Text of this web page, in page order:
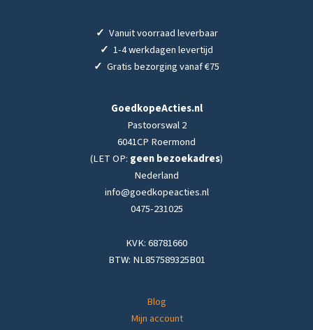
✓ Vanuit voorraad leverbaar
✓ 1-4 werkdagen levertijd
✓ Gratis bezorging vanaf €75
GoedkopeActies.nl
Pastoorswal 2
6041CP Roermond
(LET OP: geen bezoekadres)
Nederland
info@goedkopeacties.nl
0475-231025
KVK: 68781660
BTW: NL857589325B01
Blog
Mijn account